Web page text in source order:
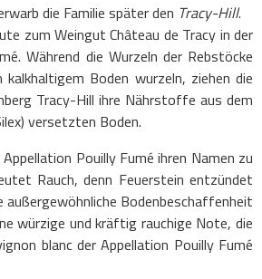
die Familie später den Tracy-Hill.
zum Weingut Château de Tracy in der
Während die Wurzeln der Rebstöcke
kalkhaltigem Boden wurzeln, ziehen die
Tracy-Hill ihre Nährstoffe aus dem
versetzten Boden.
Pouilly Fumé ihren Namen zu
Rauch, denn Feuerstein entzündet
außergewöhnliche Bodenbeschaffenheit
würzige und kräftig rauchige Note, die
blanc der Appellation Pouilly Fumé